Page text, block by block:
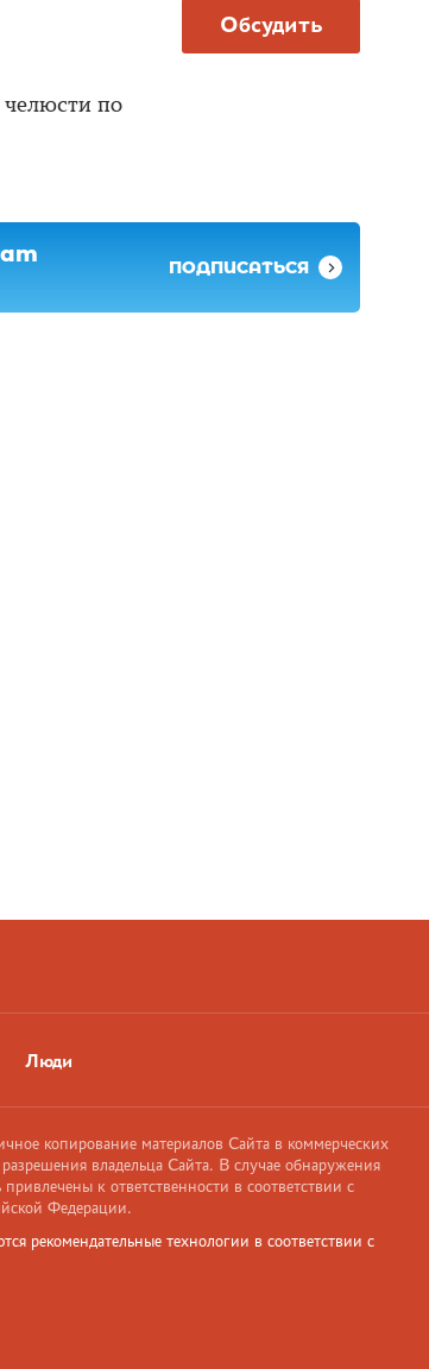
Обсудить
челюсти по
ПОДПИСАТЬСЯ
Люди
копирование материалов Сайта в коммерческих
владельца Сайта. В случае обнаружения
к ответственности в соответствии с
Федерации.
рекомендательные технологии в соответствии с